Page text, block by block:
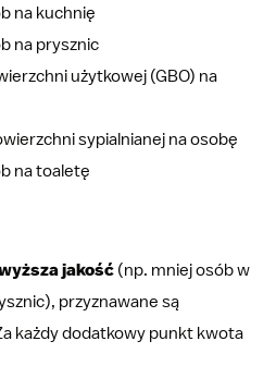
na kuchnię
na prysznic
użytkowej (GBO) na
sypialnianej na osobę
na toaletę
jakość (np. mniej osób w
przyznawane są
każdy dodatkowy punkt kwota